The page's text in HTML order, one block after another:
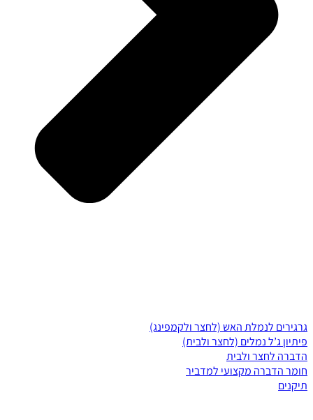
גרגירים לנמלת האש (לחצר ולקמפינג)
פיתיון ג’ל נמלים (לחצר ולבית)
הדברה לחצר ולבית
חומר הדברה מקצועי למדביר
תיקנים